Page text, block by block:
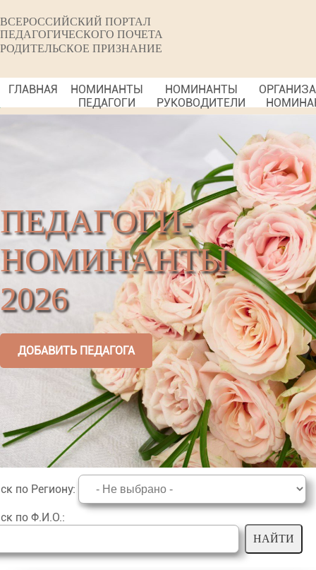
ВСЕРОССИЙСКИЙ ПОРТАЛ
ПЕДАГОГИЧЕСКОГО ПОЧЕТА
РОДИТЕЛЬСКОЕ ПРИЗНАНИЕ
ГЛАВНАЯ
НОМИНАНТЫ
ПЕДАГОГИ
НОМИНАНТЫ
РУКОВОДИТЕЛИ
ПЕДАГОГИ-
НОМИНАНТЫ
2026
ДОБАВИТЬ ПЕДАГОГА
по Региону:
по Ф.И.О.: